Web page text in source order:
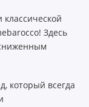
Здесь
который всегда